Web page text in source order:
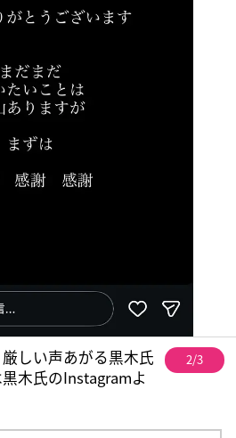
しい声あがる黒木氏
木氏のInstagramよ
2/3